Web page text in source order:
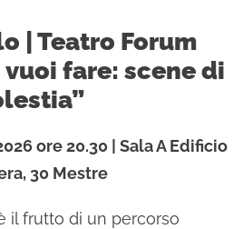
| Teatro Forum
vuoi fare: scene di
ore 20.30 | Sala A Edificio
30 Mestre
il frutto di un percorso